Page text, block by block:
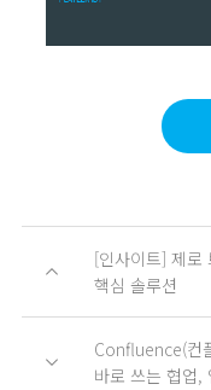
[인사이트] 제로
핵심 솔루션
Confluence(컨
바로 쓰는 협업,